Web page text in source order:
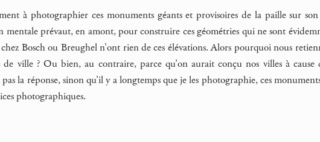
à photographier ces monuments géants et provisoires de la paille sur
prévaut, en amont, pour construire ces géométries qui ne sont
Bosch ou Breughel n’ont rien de ces élévations. Alors pourquoi nous
ville ? Ou bien, au contraire, parce qu’on aurait conçu nos villes à cause
pas la réponse, sinon qu’il y a longtemps que je les photographie, ces
photographiques.